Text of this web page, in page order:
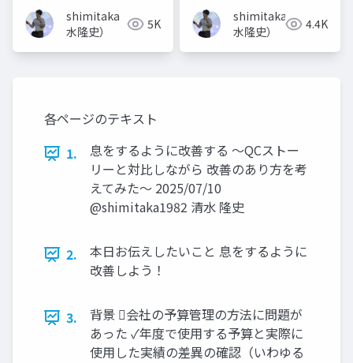
shimitaka（清
水隆史）
5K
shimitaka（清
水隆史）
4.4K
各ページのテキスト
1.
息をするように改善する ～QCストー
リーと対比しながら 改善のあり方を考
えてみた～ 2025/07/10
@shimitaka1982 清水 隆史
2.
本日お伝えしたいこと 息をするように
改善しよう！
3.
背景 会社の予算管理の方法に問題が
あった ✓年度で使用する予算と実際に
使用した実績の差異の確認（いわゆる